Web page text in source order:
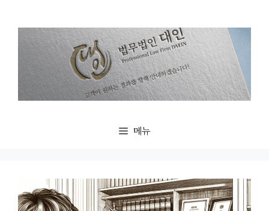
메뉴